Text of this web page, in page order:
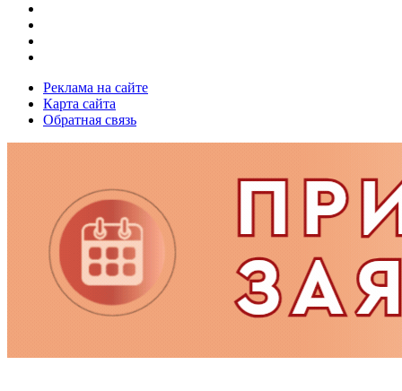
Реклама на сайте
Карта сайта
Обратная связь